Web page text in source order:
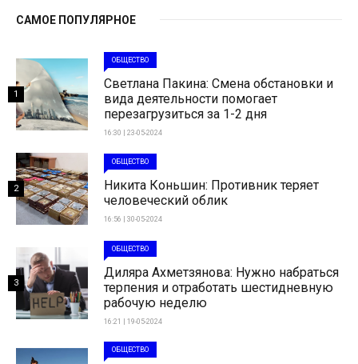
САМОЕ ПОПУЛЯРНОЕ
ОБЩЕСТВО
Светлана Пакина: Смена обстановки и
вида деятельности помогает
перезагрузиться за 1-2 дня
16:30 | 23-05-2024
1
ОБЩЕСТВО
Никита Коньшин: Противник теряет
человеческий облик
16:56 | 30-05-2024
2
ОБЩЕСТВО
Диляра Ахметзянова: Нужно набраться
терпения и отработать шестидневную
рабочую неделю
16:21 | 19-05-2024
3
ОБЩЕСТВО